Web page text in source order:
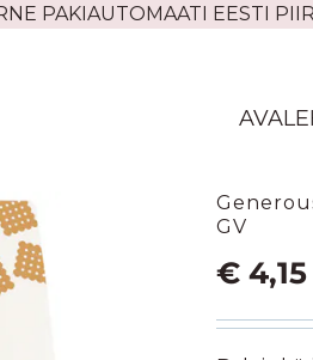
PAKIAUTOMAATI EESTI
GV
€ 4,15